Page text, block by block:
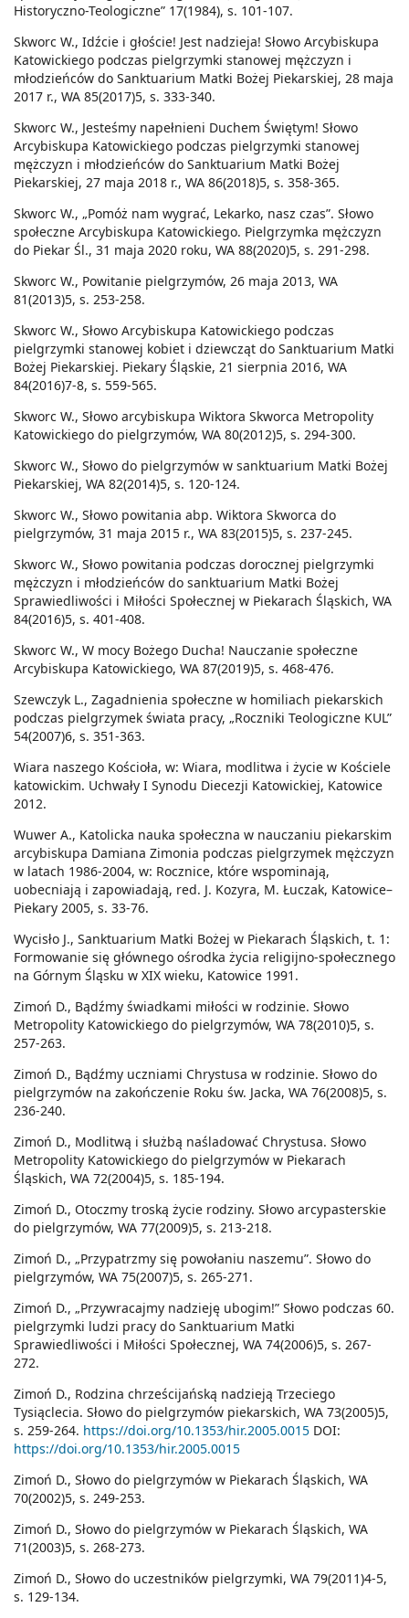
Historyczno-Teologiczne” 17(1984), s. 101-107.
Skworc W., Idźcie i głoście! Jest nadzieja! Słowo Arcybiskupa
Katowickiego podczas pielgrzymki stanowej mężczyzn i
młodzieńców do Sanktuarium Matki Bożej Piekarskiej, 28 maja
2017 r., WA 85(2017)5, s. 333-340.
Skworc W., Jesteśmy napełnieni Duchem Świętym! Słowo
Arcybiskupa Katowickiego podczas pielgrzymki stanowej
mężczyzn i młodzieńców do Sanktuarium Matki Bożej
Piekarskiej, 27 maja 2018 r., WA 86(2018)5, s. 358-365.
Skworc W., „Pomóż nam wygrać, Lekarko, nasz czas”. Słowo
społeczne Arcybiskupa Katowickiego. Pielgrzymka mężczyzn
do Piekar Śl., 31 maja 2020 roku, WA 88(2020)5, s. 291-298.
Skworc W., Powitanie pielgrzymów, 26 maja 2013, WA
81(2013)5, s. 253-258.
Skworc W., Słowo Arcybiskupa Katowickiego podczas
pielgrzymki stanowej kobiet i dziewcząt do Sanktuarium Matki
Bożej Piekarskiej. Piekary Śląskie, 21 sierpnia 2016, WA
84(2016)7-8, s. 559-565.
Skworc W., Słowo arcybiskupa Wiktora Skworca Metropolity
Katowickiego do pielgrzymów, WA 80(2012)5, s. 294-300.
Skworc W., Słowo do pielgrzymów w sanktuarium Matki Bożej
Piekarskiej, WA 82(2014)5, s. 120-124.
Skworc W., Słowo powitania abp. Wiktora Skworca do
pielgrzymów, 31 maja 2015 r., WA 83(2015)5, s. 237-245.
Skworc W., Słowo powitania podczas dorocznej pielgrzymki
mężczyzn i młodzieńców do sanktuarium Matki Bożej
Sprawiedliwości i Miłości Społecznej w Piekarach Śląskich, WA
84(2016)5, s. 401-408.
Skworc W., W mocy Bożego Ducha! Nauczanie społeczne
Arcybiskupa Katowickiego, WA 87(2019)5, s. 468-476.
Szewczyk L., Zagadnienia społeczne w homiliach piekarskich
podczas pielgrzymek świata pracy, „Roczniki Teologiczne KUL”
54(2007)6, s. 351-363.
Wiara naszego Kościoła, w: Wiara, modlitwa i życie w Kościele
katowickim. Uchwały I Synodu Diecezji Katowickiej, Katowice
2012.
Wuwer A., Katolicka nauka społeczna w nauczaniu piekarskim
arcybiskupa Damiana Zimonia podczas pielgrzymek mężczyzn
w latach 1986-2004, w: Rocznice, które wspominają,
uobecniają i zapowiadają, red. J. Kozyra, M. Łuczak, Katowice–
Piekary 2005, s. 33-76.
Wycisło J., Sanktuarium Matki Bożej w Piekarach Śląskich, t. 1:
Formowanie się głównego ośrodka życia religijno-społecznego
na Górnym Śląsku w XIX wieku, Katowice 1991.
Zimoń D., Bądźmy świadkami miłości w rodzinie. Słowo
Metropolity Katowickiego do pielgrzymów, WA 78(2010)5, s.
257-263.
Zimoń D., Bądźmy uczniami Chrystusa w rodzinie. Słowo do
pielgrzymów na zakończenie Roku św. Jacka, WA 76(2008)5, s.
236-240.
Zimoń D., Modlitwą i służbą naśladować Chrystusa. Słowo
Metropolity Katowickiego do pielgrzymów w Piekarach
Śląskich, WA 72(2004)5, s. 185-194.
Zimoń D., Otoczmy troską życie rodziny. Słowo arcypasterskie
do pielgrzymów, WA 77(2009)5, s. 213-218.
Zimoń D., „Przypatrzmy się powołaniu naszemu”. Słowo do
pielgrzymów, WA 75(2007)5, s. 265-271.
Zimoń D., „Przywracajmy nadzieję ubogim!” Słowo podczas 60.
pielgrzymki ludzi pracy do Sanktuarium Matki
Sprawiedliwości i Miłości Społecznej, WA 74(2006)5, s. 267-
272.
Zimoń D., Rodzina chrześcijańską nadzieją Trzeciego
Tysiąclecia. Słowo do pielgrzymów piekarskich, WA 73(2005)5,
s. 259-264. https://doi.org/10.1353/hir.2005.0015 DOI:
https://doi.org/10.1353/hir.2005.0015
Zimoń D., Słowo do pielgrzymów w Piekarach Śląskich, WA
70(2002)5, s. 249-253.
Zimoń D., Słowo do pielgrzymów w Piekarach Śląskich, WA
71(2003)5, s. 268-273.
Zimoń D., Słowo do uczestników pielgrzymki, WA 79(2011)4-5,
s. 129-134.